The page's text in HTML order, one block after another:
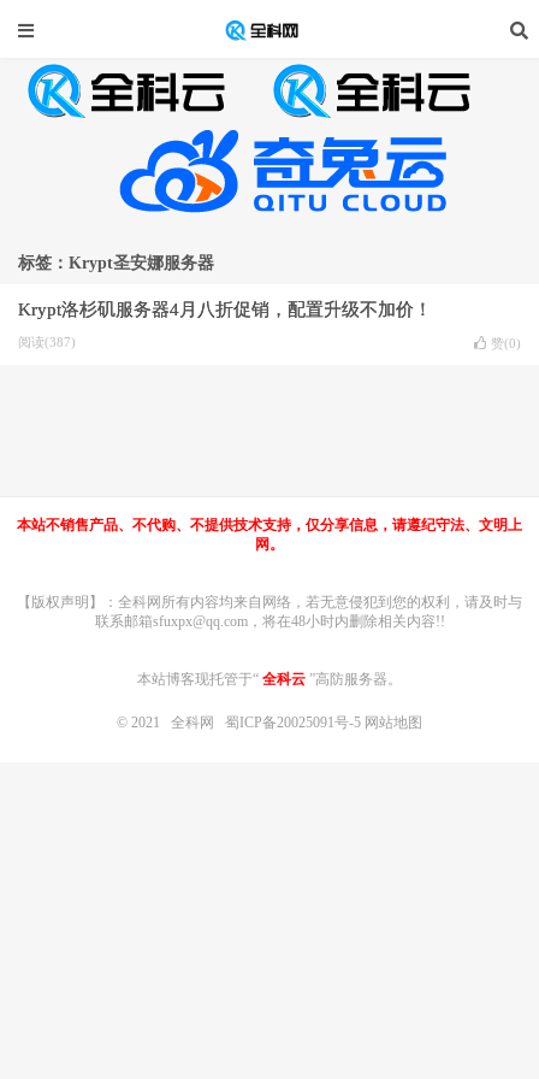
标签：Krypt圣安娜服务器
Krypt洛杉矶服务器4月八折促销，配置升级不加价！
阅读(387) 赞(0)
本站不销售产品、不代购、不提供技术支持，仅分享信息，请遵纪守法、文明上
网。
【版权声明】：全科网所有内容均来自网络，若无意侵犯到您的权利，请及时与
联系邮箱sfuxpx@qq.com，将在48小时内删除相关内容!!
本站博客现托管于“ 全科云 ”高防服务器。
© 2021 全科网 蜀ICP备20025091号-5 网站地图